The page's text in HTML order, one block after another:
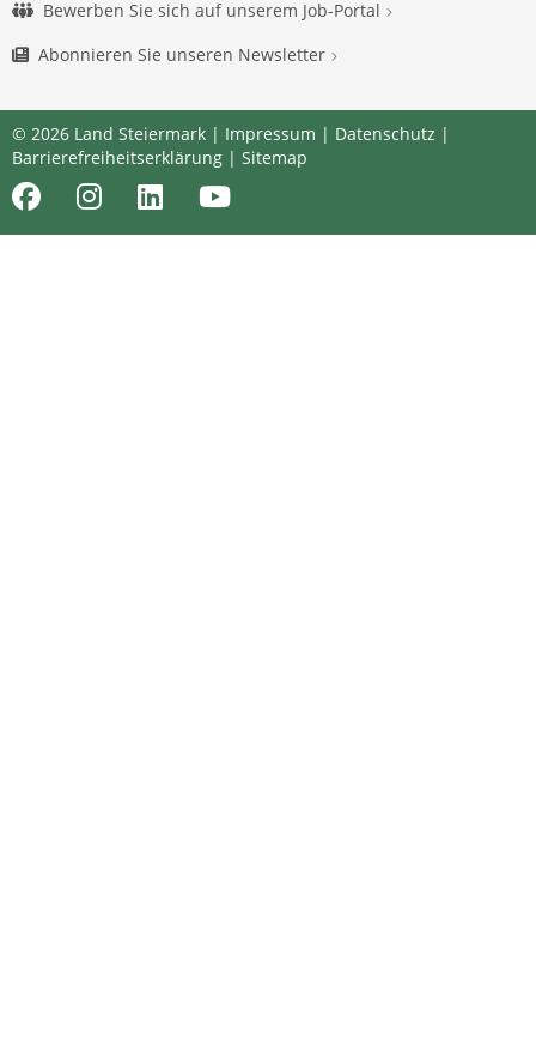
Bewerben Sie sich auf unserem Job-Portal
Abonnieren Sie unseren Newsletter
© 2026 Land Steiermark | Impressum | Datenschutz |
Barrierefreiheitserklärung | Sitemap
FacebookInstagramLinkedInYoutube